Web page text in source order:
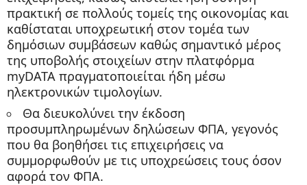
πρακτική σε πολλούς τομείς της οικονομίας και
καθίσταται υποχρεωτική στον τομέα των
δημόσιων συμβάσεων καθώς σημαντικό μέρος
της υποβολής στοιχείων στην πλατφόρμα
myDATA πραγματοποιείται ήδη μέσω
ηλεκτρονικών τιμολογίων.
Θα διευκολύνει την έκδοση
προσυμπληρωμένων δηλώσεων ΦΠΑ, γεγονός
που θα βοηθήσει τις επιχειρήσεις να
συμμορφωθούν με τις υποχρεώσεις τους όσον
αφορά τον ΦΠΑ.